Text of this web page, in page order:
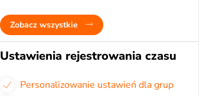
Zobacz wszystkie
Ustawienia rejestrowania czasu
Personalizowanie ustawień dla grup